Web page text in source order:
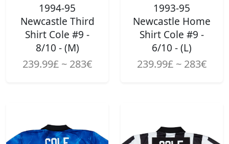
1994-95
Newcastle Third
Shirt Cole #9 -
8/10 - (M)
239.99£ ~ 283€
1993-95
Newcastle Home
Shirt Cole #9 -
6/10 - (L)
239.99£ ~ 283€